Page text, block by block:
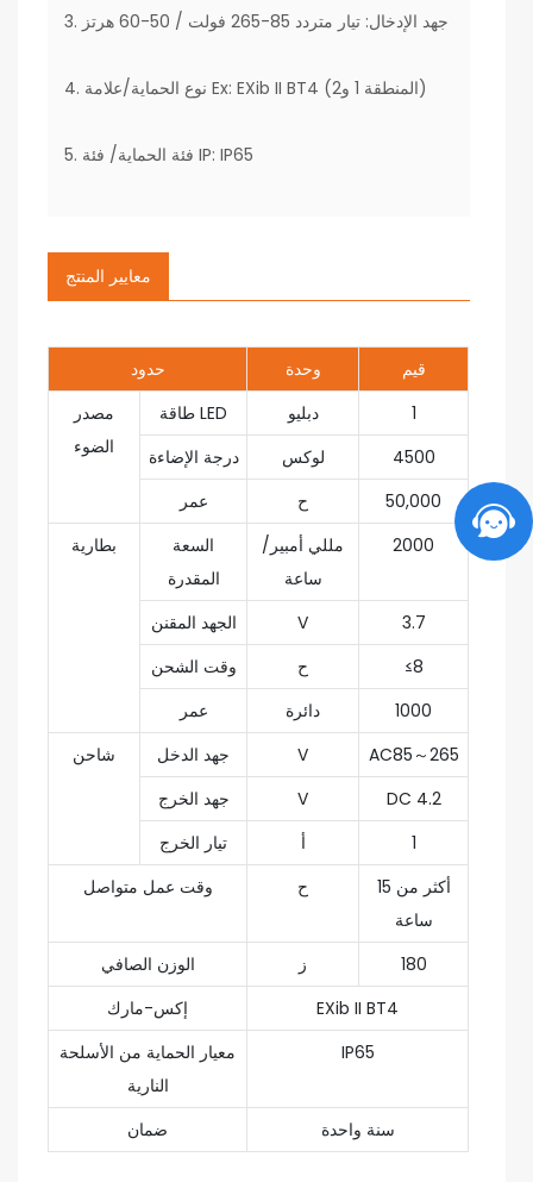
3. جهد الإدخال: تيار متردد 85-265 فولت / 50-60 هرتز
4. نوع الحماية/علامة Ex: EXib II BT4 (المنطقة 1 و2)
5. فئة الحماية/ فئة IP: IP65
معايير المنتج
حدود وحدة
قيم
مصدر
الضوء
طاقة LED دبليو
1
درجة الإضاءة
لوكس
4500
عمر
ح
50,000
بطارية
السعة
المقدرة
مللي أمبير/
ساعة
2000
الجهد المقنن V
3.7
وقت الشحن
ح
≤8
عمر
دائرة
1000
شاحن
جهد الدخل V
AC85～265
جهد الخرج
V
DC 4.2
تيار الخرج
أ
1
وقت عمل متواصل
ح
أكثر من 15
ساعة
الوزن الصافي
ز
180
إكس-مارك
EXib II BT4
معيار الحماية من الأسلحة
النارية
IP65
ضمان سنة واحدة